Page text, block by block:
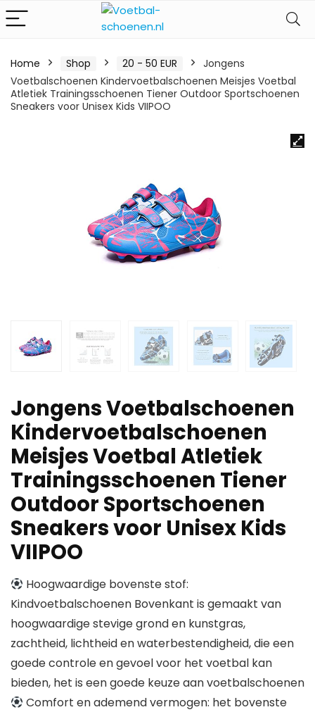
Home Shop 20 - 50 EUR
Jongens
Voetbalschoenen Kindervoetbalschoenen Meisjes Voetbal
Atletiek Trainingsschoenen Tiener Outdoor Sportschoenen
Sneakers voor Unisex Kids VIIPOO
Jongens Voetbalschoenen
Kindervoetbalschoenen
Meisjes Voetbal Atletiek
Trainingsschoenen Tiener
Outdoor Sportschoenen
Sneakers voor Unisex Kids
VIIPOO
Hoogwaardige bovenste stof:
Kindvoetbalschoenen Bovenkant is gemaakt van
hoogwaardige stevige grond en kunstgras,
zachtheid, lichtheid en waterbestendigheid, die een
goede controle en gevoel voor het voetbal kan
bieden, het is een goede keuze aan voetbalschoenen
Comfort en ademend vermogen: het bovenste